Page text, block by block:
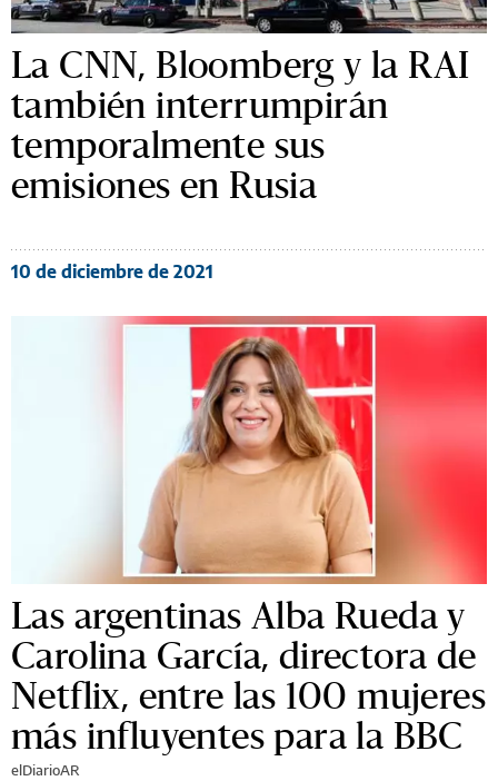
La CNN, Bloomberg y la RAI
también interrumpirán
temporalmente sus
emisiones en Rusia
10 de diciembre de 2021
Las argentinas Alba Rueda y
Carolina García, directora de
Netflix, entre las 100 mujeres
más influyentes para la BBC
elDiarioAR